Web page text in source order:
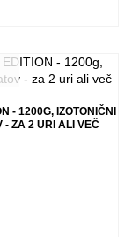
- 1200G, IZOTONIČNI
- ZA 2 URI ALI VEČ